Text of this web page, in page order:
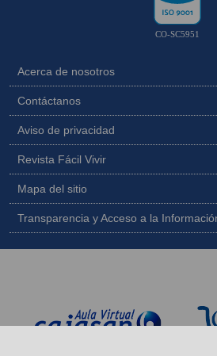
CO-SC5951
Acerca de nosotros
Contáctanos
Aviso de privacidad
Revista Fácil Vivir
Mapa del sitio
Transparencia y Acceso a la